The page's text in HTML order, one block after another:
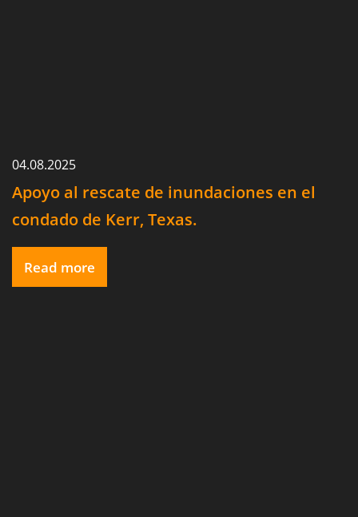
04.08.2025
Apoyo al rescate de inundaciones en el
condado de Kerr, Texas.
Read more